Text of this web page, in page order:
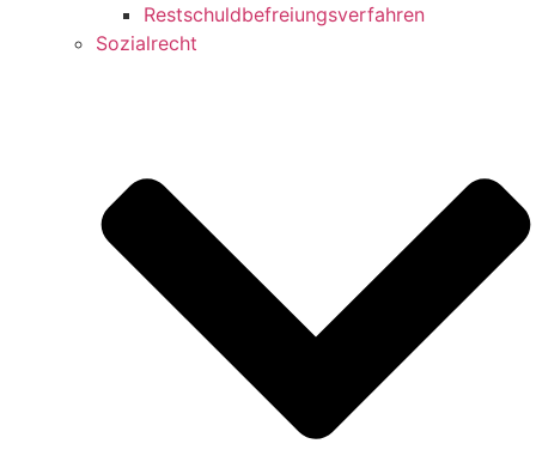
Restschuldbefreiungsverfahren
Sozialrecht